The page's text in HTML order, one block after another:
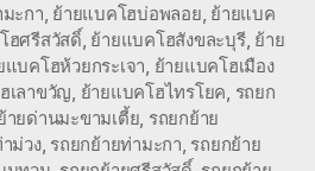
ะกา, ย้ายแบคโฮบ่อพลอย, ย้ายแบค
ฮศรีสวัสดิ์, ย้ายแบคโฮสังขละบุรี, ย้าย
แบคโฮห้วยกระเจา, ย้ายแบคโฮเมือง
เลาขวัญ, ย้ายแบคโฮไทรโยค, รถยก
ายด่านมะขามเตี้ย, รถยกย้าย
ม่วง, รถยกย้ายท่ามะกา, รถยกย้าย